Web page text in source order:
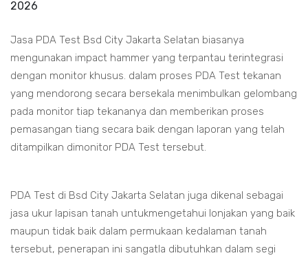
2026
Jasa PDA Test Bsd City Jakarta Selatan biasanya
mengunakan impact hammer yang terpantau terintegrasi
dengan monitor khusus. dalam proses PDA Test tekanan
yang mendorong secara bersekala menimbulkan gelombang
pada monitor tiap tekananya dan memberikan proses
pemasangan tiang secara baik dengan laporan yang telah
ditampilkan dimonitor PDA Test tersebut.
PDA Test di Bsd City Jakarta Selatan juga dikenal sebagai
jasa ukur lapisan tanah untukmengetahui lonjakan yang baik
maupun tidak baik dalam permukaan kedalaman tanah
tersebut, penerapan ini sangatla dibutuhkan dalam segi